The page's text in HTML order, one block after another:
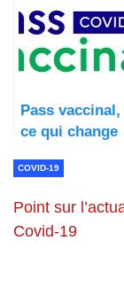
Pass vaccinal,
ce qui change
COVID-19
Point sur
Covid-19